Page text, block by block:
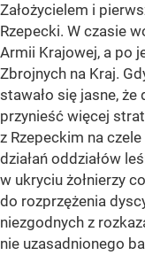
Założycielem i
Rzepecki. W czasie
Armii Krajowej, a po
Zbrojnych na Kraj.
stawało się jasne,
przynieść więcej
z Rzepeckim na
działań oddziałów
w ukryciu żołnierzy
do rozprzężenia
niezgodnych z
nie uzasadnionego